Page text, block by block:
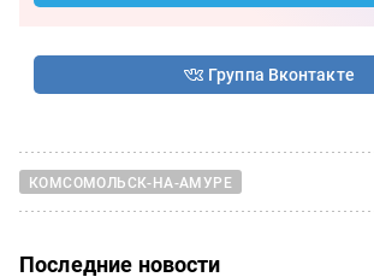
Группа Вконтакте
КОМСОМОЛЬСК-НА-АМУРЕ
Последние новости